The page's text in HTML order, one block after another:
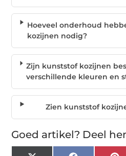
Hoeveel onderhoud
kozijnen nodig?
Zijn kunststof kozijnen
verschillende kleuren en
Zien kunststof
Goed artikel? Deel